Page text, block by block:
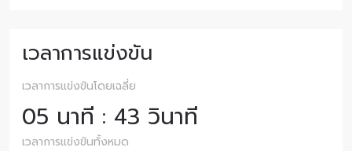
เวลาการแข่งขัน
เวลาการแข่งขันโดยเฉลี่ย
05 นาที : 43 วินาที
เวลาการแข่งขันทั้งหมด